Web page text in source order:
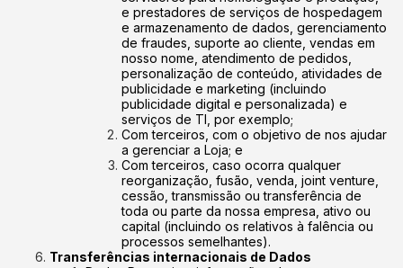
e prestadores de serviços de hospedagem
e armazenamento de dados, gerenciamento
de fraudes, suporte ao cliente, vendas em
nosso nome, atendimento de pedidos,
personalização de conteúdo, atividades de
publicidade e marketing (incluindo
publicidade digital e personalizada) e
serviços de TI, por exemplo;
Com terceiros, com o objetivo de nos ajudar
a gerenciar a Loja; e
Com terceiros, caso ocorra qualquer
reorganização, fusão, venda, joint venture,
cessão, transmissão ou transferência de
toda ou parte da nossa empresa, ativo ou
capital (incluindo os relativos à falência ou
processos semelhantes).
Transferências internacionais de Dados